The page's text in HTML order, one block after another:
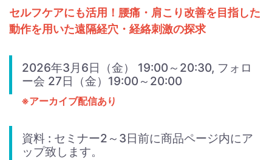
セルフケアにも活用！腰痛・肩こり改善を目指した
動作を用いた遠隔経穴・経絡刺激の探求
2026年3月6日（金） 19:00～20:30, フォロ
ー会 27日（金）19:00～20:00
※アーカイブ配信あり
資料 : セミナー2～3日前に商品ページ内にア
ップ致します。